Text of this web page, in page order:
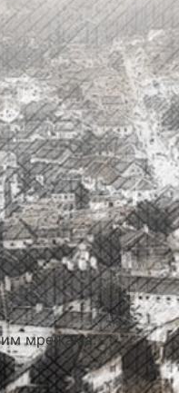
мрежама: